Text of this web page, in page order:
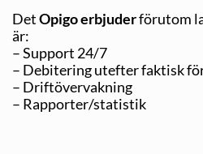
DetOpigo erbjuderförutom
är:
– Support 24/7
– Debitering utefter faktisk
– Driftövervakning
– Rapporter/statistik